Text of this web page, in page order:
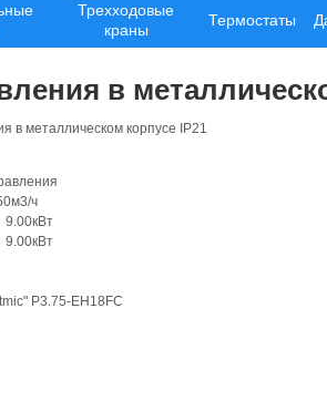
Трехходовые
краны
Термостаты
в
в металлическом корпусе IP21
ч
9.00кВт
9.00кВт
P3.75-EH18FC